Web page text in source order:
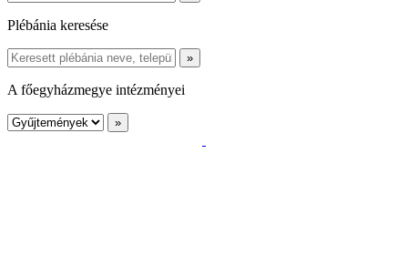
Plébánia keresése
A főegyházmegye intézményei